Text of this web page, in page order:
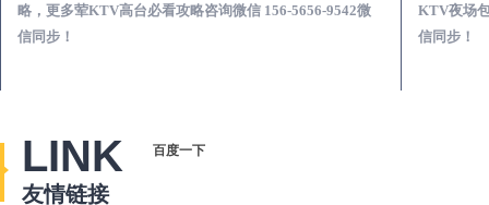
略，更多荤KTV高台必看攻略咨询微信 156-5656-9542微
信同步！
KTV夜场
信同步！
LINK
友情链接
百度一下